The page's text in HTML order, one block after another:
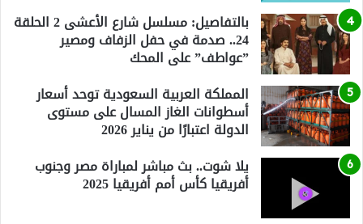
بالتفاصيل: مسلسل شارع الأعشى 2 الحلقة
24.. صدمة في حفل الزفاف ومصير
”عواطف” على المحك
المملكة العربية السعودية توحد أسعار
أسطوانات الغاز المسال على مستوى
الدولة اعتبارًا من يناير 2026
يلا شوت.. بث مباشر لمباراة مصر وجنوب
أفريقيا كأس أمم أفريقيا 2025